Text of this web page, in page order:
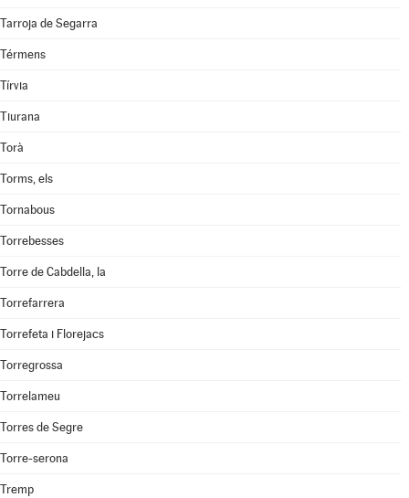
Tarroja de Segarra
Térmens
Tírvia
Tiurana
Torà
Torms, els
Tornabous
Torrebesses
Torre de Cabdella, la
Torrefarrera
Torrefeta i Florejacs
Torregrossa
Torrelameu
Torres de Segre
Torre-serona
Tremp